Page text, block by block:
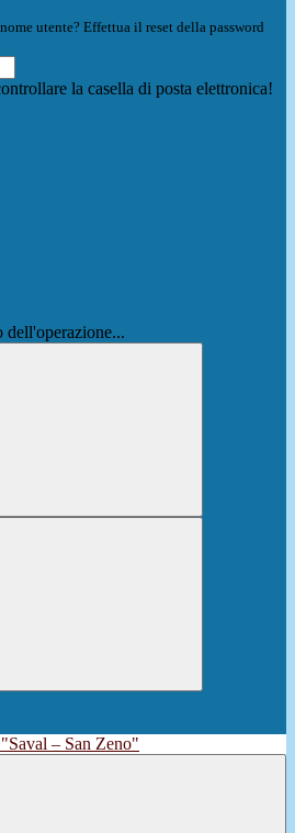
utente? Effettua il reset della password
la casella di posta elettronica!
dell'operazione...